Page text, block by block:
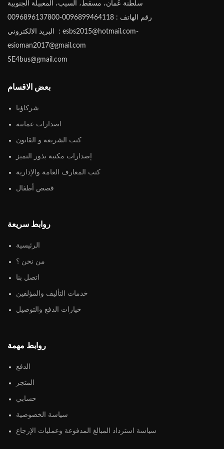
سلطنة عُمان، مسقط، السيب، المعبيلة الجنوبية
رقم الهاتف : 0096899464118-0096896137800
البريد الالكتروني : esbs2015@hotmail.com-
esioman2017@gmail.com
SE4bus@gmail.com
بعض الاقسام
شركاؤنا
اصدارات عمانية
كتب الشريعة و القانون
إصدارات مكتبة بذور التميز
كتب المعارف العامة والإدارية
قصص أطفال
روابط سريعة
الرئيسية
من نحن ؟
اتصل بنا
خدمات التأليف والمؤلفين
خيارات الدفع والتوصيل
روابط مهمة
الدفع
المتجر
حسابي
سياسة الخصوصية
سياسة استرداد المبالغ المدفوعة وعمليات الإرجاع